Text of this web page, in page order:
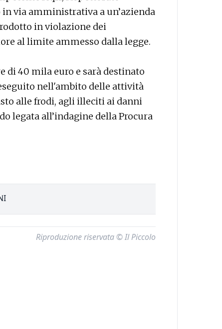
via amministrativa a un’azienda
in violazione dei
al limite ammesso dalla legge.
di 40 mila euro e sarà destinato
nell'ambito delle attività
alle frodi, agli illeciti ai danni
legata all’indagine della Procura
Riproduzione riservata © Il Piccolo